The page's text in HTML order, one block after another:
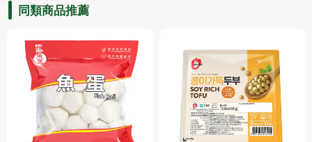
同類商品推薦